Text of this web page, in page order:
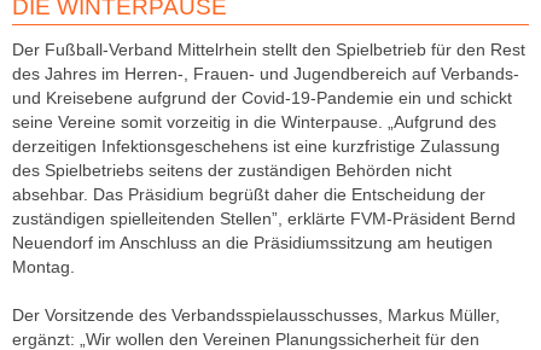
IE WINTERPAUSE
Der Fußball-Verband Mittelrhein stellt den Spielbetrieb für den Rest
des Jahres im Herren-, Frauen- und Jugendbereich auf Verbands-
und Kreisebene aufgrund der Covid-19-Pandemie ein und schickt
seine Vereine somit vorzeitig in die Winterpause. „Aufgrund des
derzeitigen Infektionsgeschehens ist eine kurzfristige Zulassung
des Spielbetriebs seitens der zuständigen Behörden nicht
absehbar. Das Präsidium begrüßt daher die Entscheidung der
zuständigen spielleitenden Stellen”, erklärte FVM-Präsident Bernd
Neuendorf im Anschluss an die Präsidiumssitzung am heutigen
Montag.
Der Vorsitzende des Verbandsspielausschusses, Markus Müller,
ergänzt: „Wir wollen den Vereinen Planungssicherheit für den